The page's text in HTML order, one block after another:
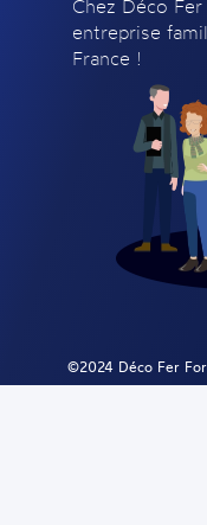
Chez Déco
entreprise
France !
©2024 Déco Fer